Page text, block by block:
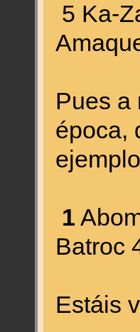
5 Ka-
Pues a
época,
1
Batroc
Estáis